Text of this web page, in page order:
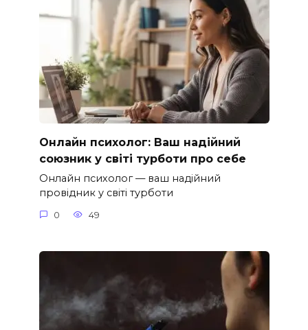
Онлайн психолог: Ваш надійний
союзник у світі турботи про себе
Онлайн психолог — ваш надійний
провідник у світі турботи
0 49